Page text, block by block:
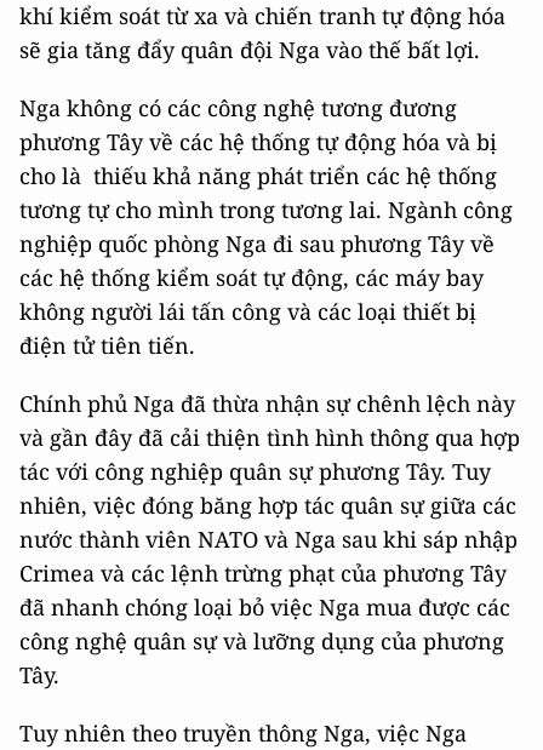
khí kiểm soát từ xa và chiến tranh tự động hóa
sẽ gia tăng đẩy quân đội Nga vào thế bất lợi.
Nga không có các công nghệ tương đương
phương Tây về các hệ thống tự động hóa và bị
cho là thiếu khả năng phát triển các hệ thống
tương tự cho mình trong tương lai. Ngành công
nghiệp quốc phòng Nga đi sau phương Tây về
các hệ thống kiểm soát tự động, các máy bay
không người lái tấn công và các loại thiết bị
điện tử tiên tiến.
Chính phủ Nga đã thừa nhận sự chênh lệch này
và gần đây đã cải thiện tình hình thông qua hợp
tác với công nghiệp quân sự phương Tây. Tuy
nhiên, việc đóng băng hợp tác quân sự giữa các
nước thành viên NATO và Nga sau khi sáp nhập
Crimea và các lệnh trừng phạt của phương Tây
đã nhanh chóng loại bỏ việc Nga mua được các
công nghệ quân sự và lưỡng dụng của phương
Tây.
Tuy nhiên theo truyền thông Nga, việc Nga